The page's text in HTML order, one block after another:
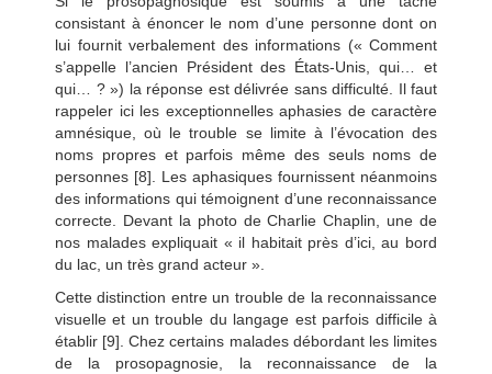
consistant à énoncer le nom d’une personne dont on
lui fournit verbalement des informations (« Comment
s’appelle l’ancien Président des États-Unis, qui… et
qui… ? ») la réponse est délivrée sans difficulté. Il faut
rappeler ici les exceptionnelles aphasies de caractère
amnésique, où le trouble se limite à l’évocation des
noms propres et parfois même des seuls noms de
personnes [8]. Les aphasiques fournissent néanmoins
des informations qui témoignent d’une reconnaissance
correcte. Devant la photo de Charlie Chaplin, une de
nos malades expliquait « il habitait près d’ici, au bord
du lac, un très grand acteur ».
Cette distinction entre un trouble de la reconnaissance
visuelle et un trouble du langage est parfois difficile à
établir [9]. Chez certains malades débordant les limites
de la prosopagnosie, la reconnaissance de la